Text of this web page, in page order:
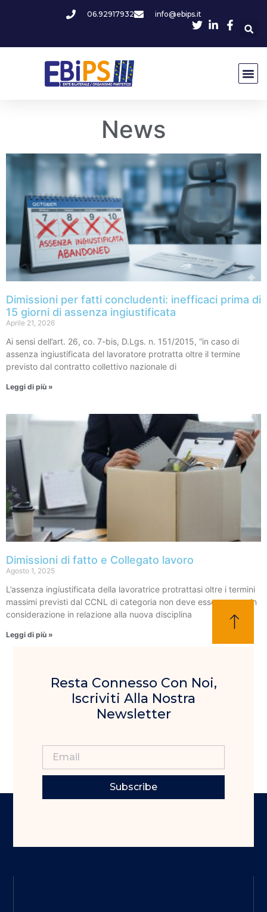
06.92917932 info@ebips.it
News
Dimissioni per fatti concludenti: inefficaci prima di
15 giorni di assenza ingiustificata
Aprile 21, 2026
Ai sensi dell’art. 26, co. 7-bis, D.Lgs. n. 151/2015, “in caso di
assenza ingiustificata del lavoratore protratta oltre il termine
previsto dal contratto collettivo nazionale di
Leggi di più »
Dimissioni di fatto e Collegato lavoro
Agosto 1, 2025
L’assenza ingiustificata della lavoratrice protrattasi oltre i termini
massimi previsti dal CCNL di categoria non deve essere presa in
considerazione in relazione alla nuova disciplina
Leggi di più »
Resta Connesso Con Noi,
Iscriviti Alla Nostra
Newsletter
Subscribe